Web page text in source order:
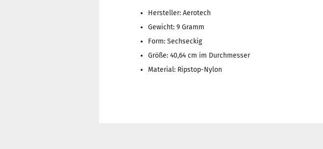
Hersteller: Aerotech
Gewicht: 9 Gramm
Form: Sechseckig
Größe: 40,64 cm im Durchmesser
Material: Ripstop-Nylon